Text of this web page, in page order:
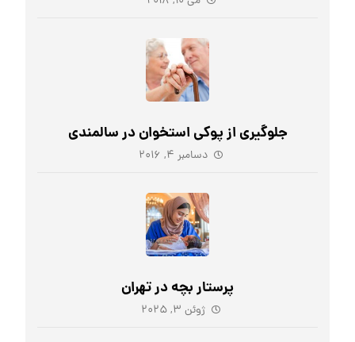
جلوگیری از پوکی استخوان در سالمندی
دسامبر ۴, ۲۰۱۶
پرستار بچه در تهران
ژوئن ۳, ۲۰۲۵